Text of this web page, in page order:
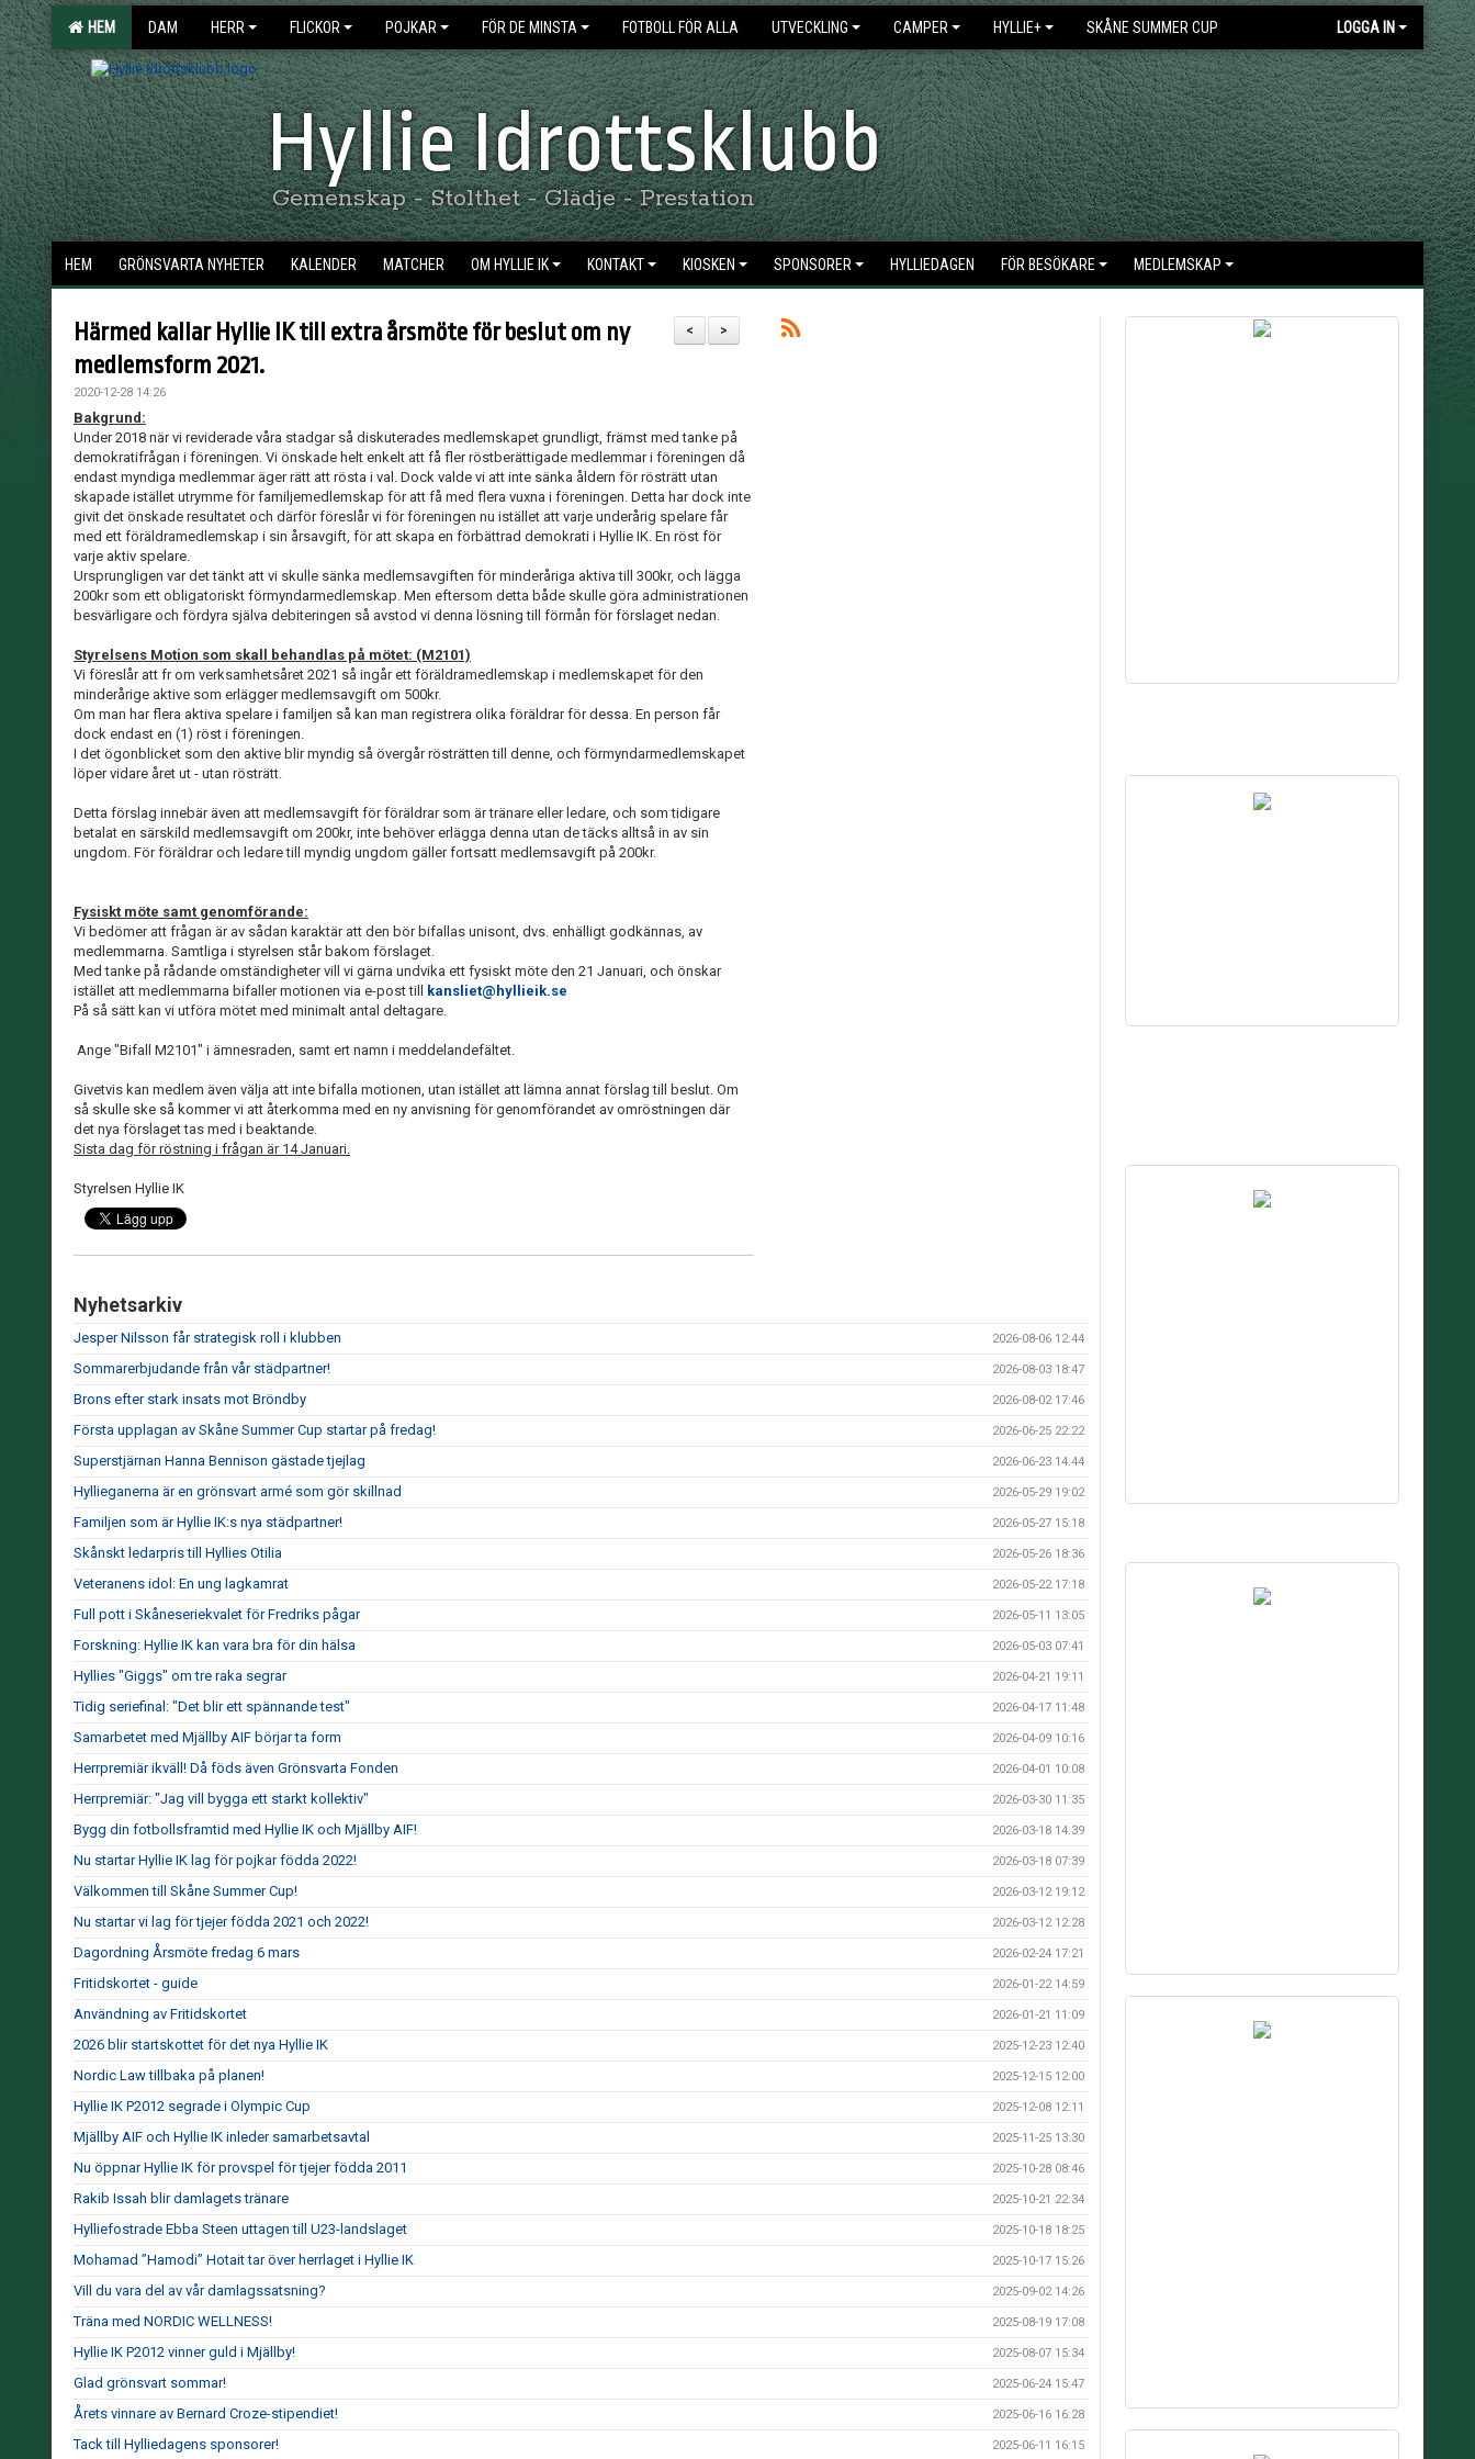
HEM DAM HERR FLICKOR POJKAR FÖR DE MINSTA FOTBOLL FÖR ALLA UTVECKLING CAMPER HYLLIE+ SKÅNE SUMMER CUP LOGGA IN
Hyllie Idrottsklubb
Gemenskap - Stolthet - Glädje - Prestation
HEM GRÖNSVARTA NYHETER KALENDER MATCHER OM HYLLIE IK KONTAKT KIOSKEN SPONSORER HYLLIEDAGEN FÖR BESÖKARE MEDLEMSKAP
>
<
Härmed kallar Hyllie IK till extra årsmöte för beslut om ny
medlemsform 2021.
2020-12-28 14:26
Bakgrund:
Under 2018 när vi reviderade våra stadgar så diskuterades medlemskapet grundligt, främst med tanke på
demokratifrågan i föreningen. Vi önskade helt enkelt att få fler röstberättigade medlemmar i föreningen då
endast myndiga medlemmar äger rätt att rösta i val. Dock valde vi att inte sänka åldern för rösträtt utan
skapade istället utrymme för familjemedlemskap för att få med flera vuxna i föreningen. Detta har dock inte
givit det önskade resultatet och därför föreslår vi för föreningen nu istället att varje underårig spelare får
med ett föräldramedlemskap i sin årsavgift, för att skapa en förbättrad demokrati i Hyllie IK. En röst för
varje aktiv spelare.
Ursprungligen var det tänkt att vi skulle sänka medlemsavgiften för minderåriga aktiva till 300kr, och lägga
200kr som ett obligatoriskt förmyndarmedlemskap. Men eftersom detta både skulle göra administrationen
besvärligare och fördyra själva debiteringen så avstod vi denna lösning till förmån för förslaget nedan.
Styrelsens Motion som skall behandlas på mötet: (M2101)
Vi föreslår att fr om verksamhetsåret 2021 så ingår ett föräldramedlemskap i medlemskapet för den
minderårige aktive som erlägger medlemsavgift om 500kr.
Om man har flera aktiva spelare i familjen så kan man registrera olika föräldrar för dessa. En person får
dock endast en (1) röst i föreningen.
I det ögonblicket som den aktive blir myndig så övergår rösträtten till denne, och förmyndarmedlemskapet
löper vidare året ut - utan rösträtt.
Detta förslag innebär även att medlemsavgift för föräldrar som är tränare eller ledare, och som tidigare
betalat en särskild medlemsavgift om 200kr, inte behöver erlägga denna utan de täcks alltså in av sin
ungdom. För föräldrar och ledare till myndig ungdom gäller fortsatt medlemsavgift på 200kr.
Fysiskt möte samt genomförande:
Vi bedömer att frågan är av sådan karaktär att den bör bifallas unisont, dvs. enhälligt godkännas, av
medlemmarna. Samtliga i styrelsen står bakom förslaget.
Med tanke på rådande omständigheter vill vi gärna undvika ett fysiskt möte den 21 Januari, och önskar
istället att medlemmarna bifaller motionen via e-post till
kansliet@hyllieik.se
På så sätt kan vi utföra mötet med minimalt antal deltagare.
Ange "Bifall M2101" i ämnesraden, samt ert namn i meddelandefältet.
Givetvis kan medlem även välja att inte bifalla motionen, utan istället att lämna annat förslag till beslut. Om
så skulle ske så kommer vi att återkomma med en ny anvisning för genomförandet av omröstningen där
det nya förslaget tas med i beaktande.
Sista dag för röstning i frågan är 14 Januari.
Styrelsen Hyllie IK
Nyhetsarkiv
Jesper Nilsson får strategisk roll i klubben 2026-08-06 12:44
Sommarerbjudande från vår städpartner! 2026-08-03 18:47
Brons efter stark insats mot Bröndby 2026-08-02 17:46
Första upplagan av Skåne Summer Cup startar på fredag! 2026-06-25 22:22
Superstjärnan Hanna Bennison gästade tjejlag 2026-06-23 14:44
Hyllieganerna är en grönsvart armé som gör skillnad 2026-05-29 19:02
Familjen som är Hyllie IK:s nya städpartner! 2026-05-27 15:18
Skånskt ledarpris till Hyllies Otilia 2026-05-26 18:36
Veteranens idol: En ung lagkamrat 2026-05-22 17:18
Full pott i Skåneseriekvalet för Fredriks pågar 2026-05-11 13:05
Forskning: Hyllie IK kan vara bra för din hälsa 2026-05-03 07:41
Hyllies "Giggs" om tre raka segrar 2026-04-21 19:11
Tidig seriefinal: "Det blir ett spännande test" 2026-04-17 11:48
Samarbetet med Mjällby AIF börjar ta form 2026-04-09 10:16
Herrpremiär ikväll! Då föds även Grönsvarta Fonden 2026-04-01 10:08
Herrpremiär: "Jag vill bygga ett starkt kollektiv" 2026-03-30 11:35
Bygg din fotbollsframtid med Hyllie IK och Mjällby AIF! 2026-03-18 14:39
Nu startar Hyllie IK lag för pojkar födda 2022! 2026-03-18 07:39
Välkommen till Skåne Summer Cup! 2026-03-12 19:12
Nu startar vi lag för tjejer födda 2021 och 2022! 2026-03-12 12:28
Dagordning Årsmöte fredag 6 mars 2026-02-24 17:21
Fritidskortet - guide 2026-01-22 14:59
Användning av Fritidskortet 2026-01-21 11:09
2026 blir startskottet för det nya Hyllie IK 2025-12-23 12:40
Nordic Law tillbaka på planen! 2025-12-15 12:00
Hyllie IK P2012 segrade i Olympic Cup 2025-12-08 12:11
Mjällby AIF och Hyllie IK inleder samarbetsavtal 2025-11-25 13:30
Nu öppnar Hyllie IK för provspel för tjejer födda 2011 2025-10-28 08:46
Rakib Issah blir damlagets tränare 2025-10-21 22:34
Hylliefostrade Ebba Steen uttagen till U23-landslaget 2025-10-18 18:25
Mohamad ”Hamodi” Hotait tar över herrlaget i Hyllie IK 2025-10-17 15:26
Vill du vara del av vår damlagssatsning? 2025-09-02 14:26
Träna med NORDIC WELLNESS! 2025-08-19 17:08
Hyllie IK P2012 vinner guld i Mjällby! 2025-08-07 15:34
Glad grönsvart sommar! 2025-06-24 15:47
Årets vinnare av Bernard Croze-stipendiet! 2025-06-16 16:28
Tack till Hylliedagens sponsorer! 2025-06-11 16:15